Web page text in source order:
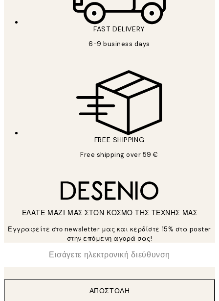
FAST DELIVERY
6-9 business days
FREE SHIPPING
Free shipping over 59 €
ΕΛΑΤΕ ΜΑΖΙ ΜΑΣ ΣΤΟΝ ΚΟΣΜΟ ΤΗΣ ΤΕΧΝΗΣ ΜΑΣ
Εγγραφείτε στο newsletter μας και κερδίστε 15% στα poster
στην επόμενη αγορά σας!
Ηλεκτρονική Διεύθυνση
ΑΠΟΣΤΟΛΉ